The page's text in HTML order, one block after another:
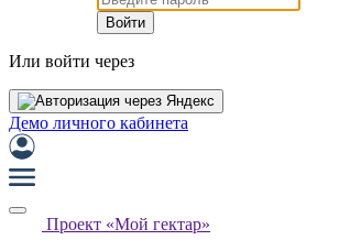
Войти
Или войти через
Демо личного кабинета
Проект «Мой гектар»